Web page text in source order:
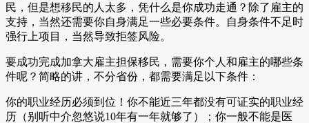
民，但是想移民的人太多，凭什么是你成功走通？除了雇主的
支持，当然还需要你自身满足一些必要条件。自身条件不足时
强行上项目，当然导致拒签风险。
要成功完成加拿大雇主担保移民，需要你个人和雇主的哪些条
件呢？简略的讲，不分省份，都需要满足以下条件：
你的职业经历必须到位！你不能近三年都没有可证实的职业经
历（别听中介忽悠说10年有一年就够了）；你一般不能是医